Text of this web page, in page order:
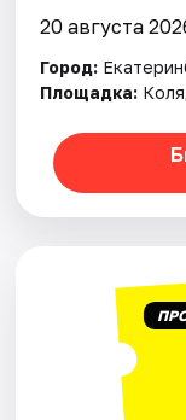
20 августа
Город:
Площадка: